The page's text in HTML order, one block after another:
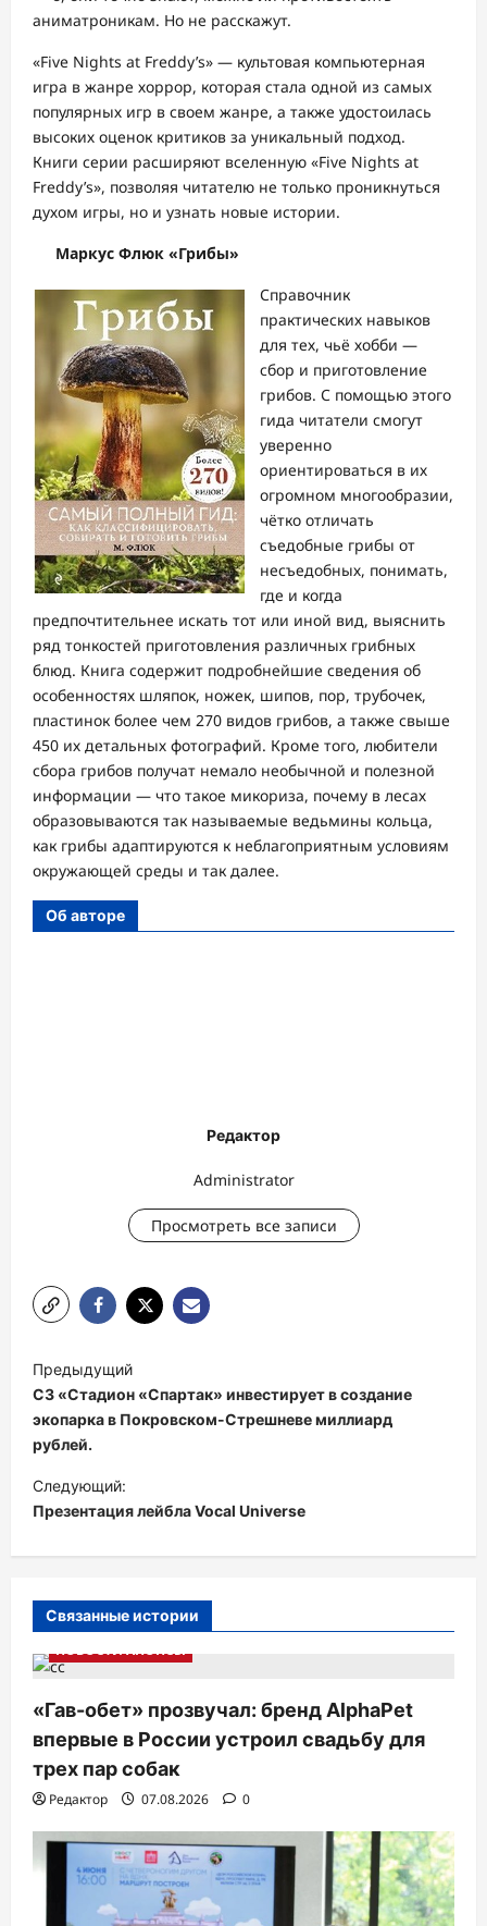
аниматроникам. Но не расскажут.
«Five Nights at Freddy’s» — культовая компьютерная
игра в жанре хоррор, которая стала одной из самых
популярных игр в своем жанре, а также удостоилась
высоких оценок критиков за уникальный подход.
Книги серии расширяют вселенную «Five Nights at
Freddy’s», позволяя читателю не только проникнуться
духом игры, но и узнать новые истории.
Маркус Флюк «Грибы»
Справочник
практических навыков
для тех, чьё хобби —
сбор и приготовление
грибов. С помощью этого
гида читатели смогут
уверенно
ориентироваться в их
огромном многообразии,
чётко отличать
съедобные грибы от
несъедобных, понимать,
где и когда
предпочтительнее искать тот или иной вид, выяснить
ряд тонкостей приготовления различных грибных
блюд. Книга содержит подробнейшие сведения об
особенностях шляпок, ножек, шипов, пор, трубочек,
пластинок более чем 270 видов грибов, а также свыше
450 их детальных фотографий. Кроме того, любители
сбора грибов получат немало необычной и полезной
информации — что такое микориза, почему в лесах
образовываются так называемые ведьмины кольца,
как грибы адаптируются к неблагоприятным условиям
окружающей среды и так далее.
Об авторе
Редактор
Administrator
Просмотреть все записи
а
в
и
г
а
ц
я
п
а
п
и
с
Предыдущий
СЗ «Стадион «Спартак» инвестирует в создание
экопарка в Покровском-Стрешневе миллиард
рублей.
Следующий:
Презентация лейбла Vocal Universe
Связанные истории
НОВОСТИ АНОНСЫ
«Гав-обет» прозвучал: бренд AlphaPet
впервые в России устроил свадьбу для
трех пар собак
Редактор 07.08.2026 0